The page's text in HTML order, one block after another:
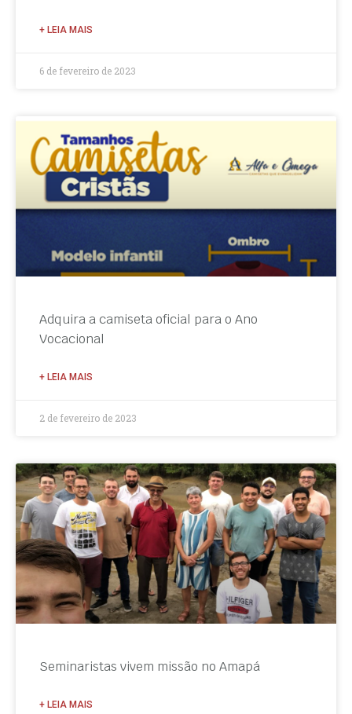
+ LEIA MAIS
6 de fevereiro de 2023
Adquira a camiseta oficial para o Ano
Vocacional
+ LEIA MAIS
2 de fevereiro de 2023
Seminaristas vivem missão no Amapá
+ LEIA MAIS